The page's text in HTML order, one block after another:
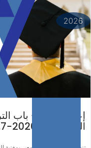
2026
إعلان عن فتح باب
السعودية” (2026-2027)
اقرأ المزيد ...